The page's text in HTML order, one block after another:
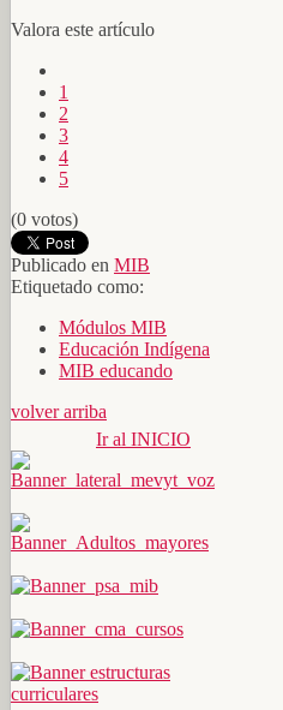
Valora este artículo
1
2
3
4
5
(0 votos)
Publicado en MIB
Etiquetado como:
Módulos MIB
Educación Indígena
MIB educando
volver arriba
Ir al INICIO